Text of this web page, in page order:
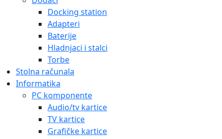
Docking station
Adapteri
Baterije
Hladnjaci i stalci
Torbe
Stolna računala
Informatika
PC komponente
Audio/tv kartice
TV kartice
Grafičke kartice